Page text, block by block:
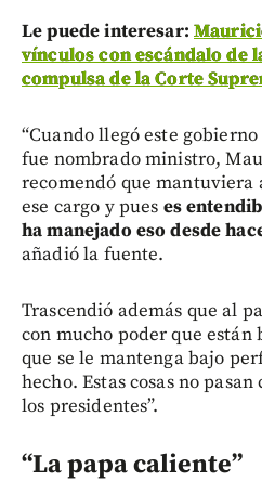
Le puede interesar:
vínculos con escándalo de
compulsa de la Corte
“Cuando llegó este
fue nombrado ministro,
recomendó que mantuviera
ese cargo y pues es
ha manejado eso desde
añadió la fuente.
Trascendió además que al
con mucho poder que
que se le mantenga bajo
hecho. Estas cosas no
los presidentes”.
“La papa caliente”